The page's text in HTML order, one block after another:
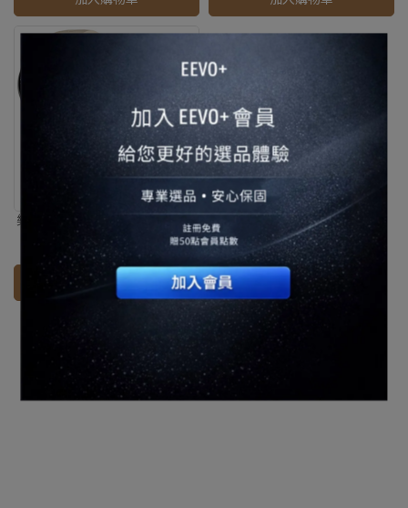
樂米 LARMI 智能手錶 Ai6 （翻
譯/GPS定位/健康檢
測/AMOLED)
NT$2,580
加入購物車